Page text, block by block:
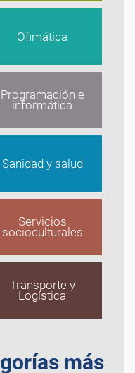
Ofimática
Programación e
informática
Sanidad y salud
Servicios
socioculturales
Transporte y
Logística
más